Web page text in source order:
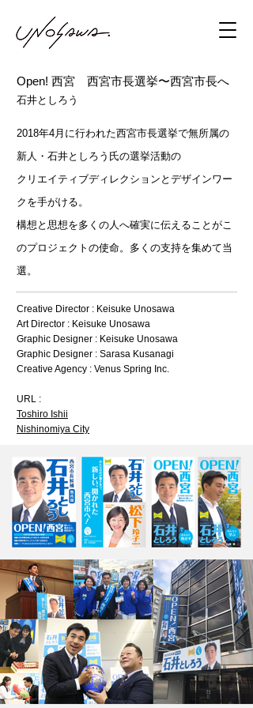
Open! 西宮 西宮市長選挙〜西宮市長へ
石井としろう
2018年4月に行われた西宮市長選挙で無所属の
新人・石井としろう氏の選挙活動の
クリエイティブディレクションとデザインワー
クを手がける。
構想と思想を多くの人へ確実に伝えることがこ
のプロジェクトの使命。多くの支持を集めて当
選。
Creative Director : Keisuke Unosawa
Art Director : Keisuke Unosawa
Graphic Designer : Keisuke Unosawa
Graphic Designer : Sarasa Kusanagi
Creative Agency : Venus Spring Inc.
URL :
Toshiro Ishii
Nishinomiya City